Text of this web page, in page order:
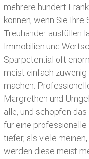
mehrere hundert
können, wenn Sie Ihre
Treuhänder ausfüllen
Immobilien und
Sparpotential oft
meist einfach zuwenig
machen.
Margrethen und
alle, und schöpfen
für eine
tiefer, als viele
werden diese meist